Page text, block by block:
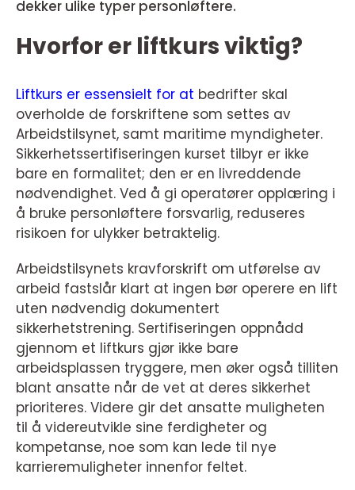
dekker ulike typer personløftere.
Hvorfor er liftkurs viktig?
Liftkurs er essensielt for at bedrifter skal
overholde de forskriftene som settes av
Arbeidstilsynet, samt maritime myndigheter.
Sikkerhetssertifiseringen kurset tilbyr er ikke
bare en formalitet; den er en livreddende
nødvendighet. Ved å gi operatører opplæring i
å bruke personløftere forsvarlig, reduseres
risikoen for ulykker betraktelig.
Arbeidstilsynets kravforskrift om utførelse av
arbeid fastslår klart at ingen bør operere en lift
uten nødvendig dokumentert
sikkerhetstrening. Sertifiseringen oppnådd
gjennom et liftkurs gjør ikke bare
arbeidsplassen tryggere, men øker også tilliten
blant ansatte når de vet at deres sikkerhet
prioriteres. Videre gir det ansatte muligheten
til å videreutvikle sine ferdigheter og
kompetanse, noe som kan lede til nye
karrieremuligheter innenfor feltet.